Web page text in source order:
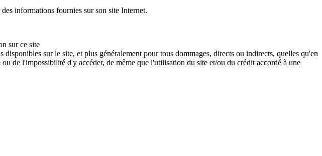
informations fournies sur son site Internet.
sur ce site
sur le site, et plus généralement pour tous dommages, directs ou indirects, quelles qu'en
de l'impossibilité d'y accéder, de même que l'utilisation du site et/ou du crédit accordé à une